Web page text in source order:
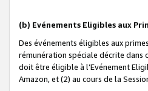
(b) Evénements Eligibles aux
Des événements éligibles aux
rémunération spéciale décrite dans
doit être éligible à l’Evénement
Amazon, et (2) au cours de la